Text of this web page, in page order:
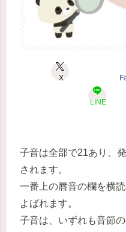
X
LINE
子音は全部で21あり、
されます。
一番上の唇音の欄を横
よばれます。
子音は、いずれも音節